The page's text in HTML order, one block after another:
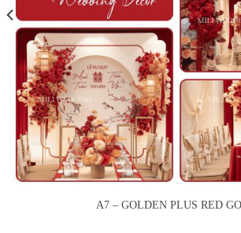
A7 – GOLDEN PLUS RED